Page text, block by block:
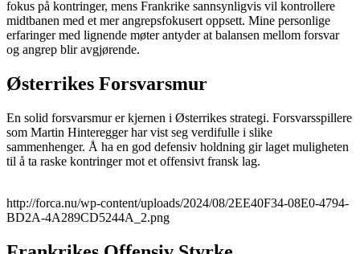
fokus på kontringer, mens Frankrike sannsynligvis vil kontrollere
midtbanen med et mer angrepsfokusert oppsett. Mine personlige
erfaringer med lignende møter antyder at balansen mellom forsvar
og angrep blir avgjørende.
Østerrikes Forsvarsmur
En solid forsvarsmur er kjernen i Østerrikes strategi. Forsvarsspillere
som Martin Hinteregger har vist seg verdifulle i slike
sammenhenger. Å ha en god defensiv holdning gir laget muligheten
til å ta raske kontringer mot et offensivt fransk lag.
http://forca.nu/wp-content/uploads/2024/08/2EE40F34-08E0-4794-
BD2A-4A289CD5244A_2.png